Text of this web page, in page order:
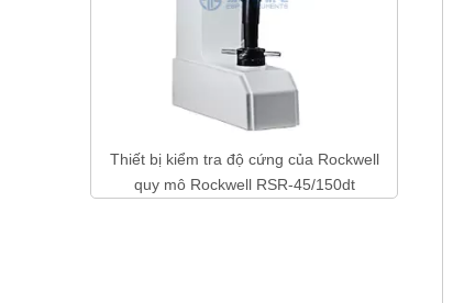
Thiết bị kiểm tra độ cứng của Rockwell
quy mô Rockwell RSR-45/150dt